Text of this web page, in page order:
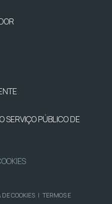
SERVIÇO PÚBLICO DE
DE COOKIES | TERMOS E